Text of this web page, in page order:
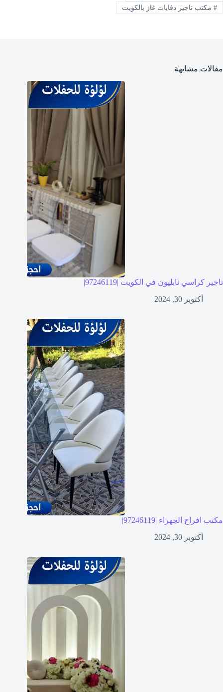
#مكتب تاجير دفايات غاز بالكويت
مقالات مشابهة
تاجير كراسي نابليون في الكويت |97246119|
أكتوبر 30, 2024
مكتب افراح الجهراء |97246119|
أكتوبر 30, 2024